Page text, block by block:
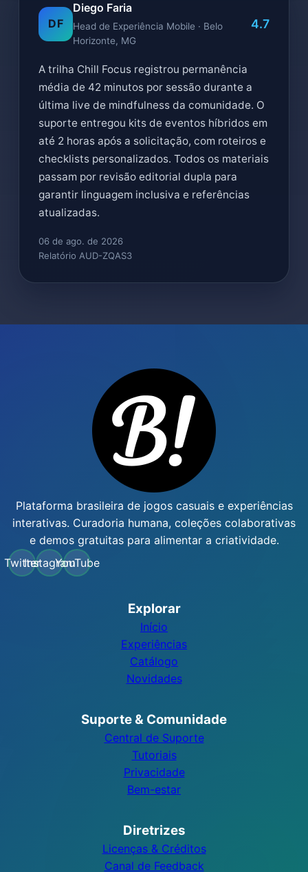
DF
Diego Faria
Head de Experiência Mobile · Belo
Horizonte, MG
4.7
A trilha Chill Focus registrou permanência
média de 42 minutos por sessão durante a
última live de mindfulness da comunidade. O
suporte entregou kits de eventos híbridos em
até 2 horas após a solicitação, com roteiros e
checklists personalizados. Todos os materiais
passam por revisão editorial dupla para
garantir linguagem inclusiva e referências
atualizadas.
06 de ago. de 2026
Relatório AUD-ZQAS3
Plataforma brasileira de jogos casuais e experiências
interativas. Curadoria humana, coleções colaborativas
e demos gratuitas para alimentar a criatividade.
TwitterInstagramYouTube
Explorar
Início
Experiências
Catálogo
Novidades
Suporte & Comunidade
Central de Suporte
Tutoriais
Privacidade
Bem-estar
Diretrizes
Licenças & Créditos
Canal de Feedback